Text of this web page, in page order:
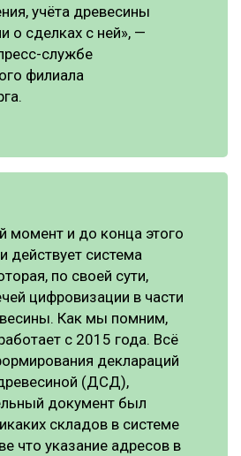
учёта древесины
о сделках с ней», —
службе
филиала
момент и до конца этого
действует система
по своей сути,
цифровизации в части
Как мы помним,
с 2015 года. Всё
деклараций
(ДСД),
документ был
складов в системе
что указание адресов в